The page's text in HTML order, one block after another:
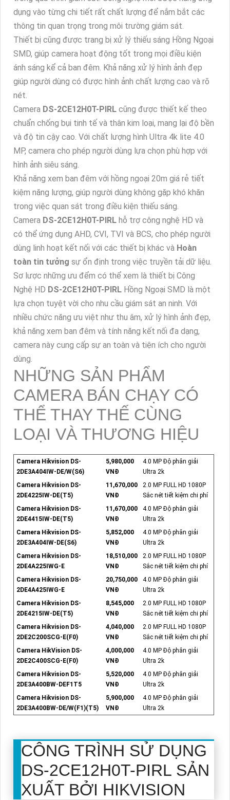
dụng vào từng chi tiết rất chất lượng để nắm bắt các
thông tin quan trọng trong môi trường giám sát.
Thiết bị cũng được trang bị xử lý thiếu sáng Hồng Ngoại
SMD, giúp camera hoạt động tốt trong mọi điều kiện
ánh sáng kể cả ban đêm. Khả năng xử lý hình ảnh đẹp
giúp người dùng có được hình ảnh chất lượng cao và rõ
nét.
Camera DS-2CE12H0T-PIRL cũng được thiết kế theo
chuẩn chống bụi tinh tế và thân kim loại, mang lại độ bền
và độ tin cậy cao. Với chất lượng hình Ultra 4k lite 4.0
MP, camera cho phép người dùng lựa chọn phù hợp với
hình ảnh siêu sáng.
Khả năng xem ban đêm với hồng ngoại 20m giá rẻ tiết
kiệm năng lượng, giúp người dùng không gặp khó khăn
trong việc quan sát trong điều kiện thiếu sáng.
Camera DS-2CE12H0T-PIRL hỗ trợ công nghệ HD và
có thể ứng dụng AHD, CVI, TVI và BCS, cho phép người
dùng linh hoạt kết nối với các thiết bị khác và Hoàn
toàn tin tưởng sự ổn định trong việc truyền tải dữ liệu.
Sơ lược những ưu đểm có thể xem là thiết bị Công
Nghệ HD DS-2CE12H0T-PIRL Hồng Ngoại SMD là một
lựa chọn tuyệt vời cho nhu cầu giám sát an ninh. Với
nhiều chức năng ưu việt như thu âm, xử lý hình ảnh đẹp,
khả năng xem ban đêm và tính năng kết nối đa dạng,
camera này cung cấp sự an toàn và tiện ích cho người
dùng.
NHỮNG SẢN PHẨM
CAMERA BÁN CHẠY CÓ
THỂ THAY THẾ CÙNG
LOẠI VÀ THƯƠNG HIỆU
Camera Hikvision DS-
2DE3A404IW-DE/W(S6)
5,980,000
VNĐ
4.0 MP Độ phân giải
Ultra 2k
Camera Hikvision DS-
2DE4225IW-DE(T5)
11,670,000
VNĐ
2.0 MP FULL HD 1080P
Sắc nét tiết kiệm chi phí
Camera Hikvision DS-
2DE4415IW-DE(T5)
11,670,000
VNĐ
4.0 MP Độ phân giải
Ultra 2k
Camera Hikvision DS-
2DE3A404IW-DE(S6)
5,852,000
VNĐ
4.0 MP Độ phân giải
Ultra 2k
Camera Hikvision DS-
2DE4A225IWG-E
18,510,000
VNĐ
2.0 MP FULL HD 1080P
Sắc nét tiết kiệm chi phí
Camera Hikvision DS-
2DE4A425IWG-E
20,750,000
VNĐ
4.0 MP Độ phân giải
Ultra 2k
Camera Hikvision DS-
2DE4215IW-DE(T5)
8,545,000
VNĐ
2.0 MP FULL HD 1080P
Sắc nét tiết kiệm chi phí
Camera Hikvision DS-
2DE2C200SCG-E(F0)
4,040,000
VNĐ
2.0 MP FULL HD 1080P
Sắc nét tiết kiệm chi phí
Camera HikVision DS-
2DE2C400SCG-E(F0)
4,000,000
VNĐ
4.0 MP Độ phân giải
Ultra 2k
Camera Hikvision DS-
2DE3A400BW-DEF1T5
5,520,000
VNĐ
4.0 MP Độ phân giải
Ultra 2k
Camera Hikvision DS-
2DE3A400BW-DE/W(F1)(T5)
5,900,000
VNĐ
4.0 MP Độ phân giải
Ultra 2k
CÔNG TRÌNH SỬ DỤNG
DS-2CE12H0T-PIRL SẢN
XUẤT BỞI HIKVISION